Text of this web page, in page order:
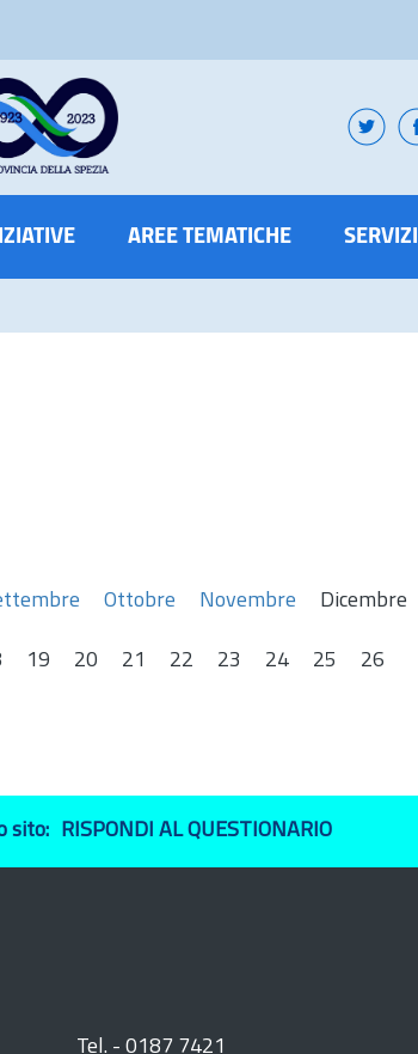
AREE TEMATICHE SERVIZI
Ottobre Novembre
Dicembre
19 20 21 22 23 24 25
26
sito: RISPONDI AL QUESTIONARIO
Tel. - 0187 7421